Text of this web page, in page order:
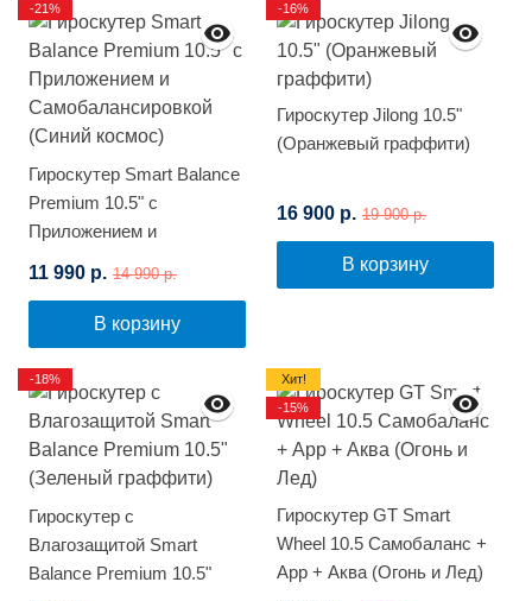
Гироскутер Smart Balance
Premium 10.5" с
Приложением и
(Синий космос)
11 990 р. 14 990 р.
В корзину
-21%
Гироскутер Jilong 10.5"
(Оранжевый граффити)
16 900 р. 19 900 р.
В корзину
-16%
Гироскутер с
Влагозащитой Smart
Balance Premium 10.5"
-18%
Гироскутер GT Smart
Wheel 10.5 Самобаланс +
App + Аква (Огонь и Лед)
Хит!
-15%